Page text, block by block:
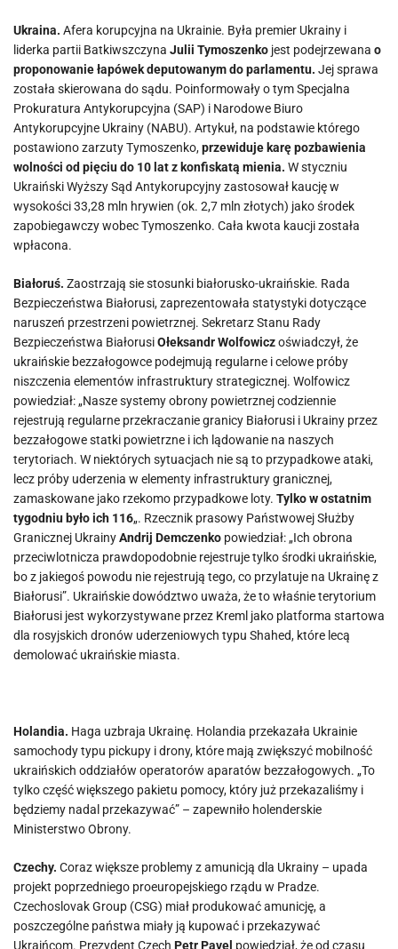
Ukraina. Afera korupcyjna na Ukrainie. Była premier Ukrainy i
liderka partii Batkiwszczyna Julii Tymoszenko jest podejrzewana o
proponowanie łapówek deputowanym do parlamentu. Jej sprawa
została skierowana do sądu. Poinformowały o tym Specjalna
Prokuratura Antykorupcyjna (SAP) i Narodowe Biuro
Antykorupcyjne Ukrainy (NABU). Artykuł, na podstawie którego
postawiono zarzuty Tymoszenko,przewiduje karę pozbawienia
wolności od pięciu do 10 lat z konfiskatą mienia. W styczniu
Ukraiński Wyższy Sąd Antykorupcyjny zastosował kaucję w
wysokości 33,28 mln hrywien (ok. 2,7 mln złotych) jako środek
zapobiegawczy wobec Tymoszenko. Cała kwota kaucji została
wpłacona.
Białoruś. Zaostrzają sie stosunki białorusko-ukraińskie. Rada
Bezpieczeństwa Białorusi, zaprezentowała statystyki dotyczące
naruszeń przestrzeni powietrznej. Sekretarz Stanu Rady
Bezpieczeństwa BiałorusiOłeksandr Wolfowiczoświadczył, że
ukraińskie bezzałogowce podejmują regularne i celowe próby
niszczenia elementów infrastruktury strategicznej. Wolfowicz
powiedział: „Nasze systemy obrony powietrznej codziennie
rejestrują regularne przekraczanie granicy Białorusi i Ukrainy przez
bezzałogowe statki powietrzne i ich lądowanie na naszych
terytoriach. W niektórych sytuacjach nie są to przypadkowe ataki,
lecz próby uderzenia w elementy infrastruktury granicznej,
zamaskowane jako rzekomo przypadkowe loty. Tylko w ostatnim
tygodniu było ich 116„. Rzecznik prasowy Państwowej Służby
Granicznej UkrainyAndrij Demczenko powiedział: „Ich obrona
przeciwlotnicza prawdopodobnie rejestruje tylko środki ukraińskie,
bo z jakiegoś powodu nie rejestrują tego, co przylatuje na Ukrainę z
Białorusi”. Ukraińskie dowództwo uważa, że to właśnie terytorium
Białorusi jest wykorzystywane przez Kreml jako platforma startowa
dla rosyjskich dronów uderzeniowych typu Shahed, które lecą
demolować ukraińskie miasta.
Holandia. Haga uzbraja Ukrainę. Holandia przekazała Ukrainie
samochody typu pickupy i drony, które mają zwiększyć mobilność
ukraińskich oddziałów operatorów aparatów bezzałogowych. „To
tylko część większego pakietu pomocy, który już przekazaliśmy i
będziemy nadal przekazywać” – zapewniło holenderskie
Ministerstwo Obrony.
Czechy. Coraz większe problemy z amunicją dla Ukrainy – upada
projekt poprzedniego proeuropejskiego rządu w Pradze.
Czechoslovak Group (CSG) miał produkować amunicję, a
poszczególne państwa miały ją kupować i przekazywać
Ukraińcom. Prezydent Czech Petr Pavel powiedział, że od czasu